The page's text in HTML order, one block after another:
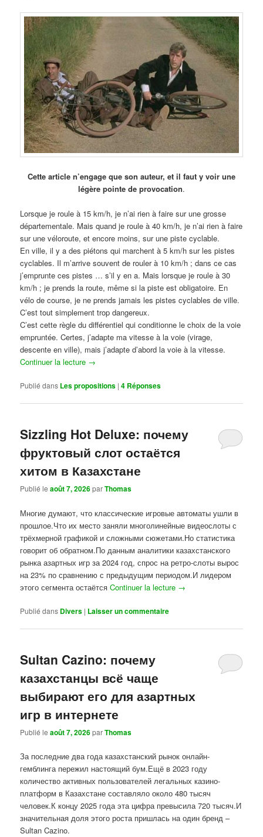
Cette article n’engage que son auteur, et il faut y voir une
légère pointe de provocation.
Lorsque je roule à 15 km/h, je n’ai rien à faire sur une grosse
départementale. Mais quand je roule à 40 km/h, je n’ai rien à faire
sur une véloroute, et encore moins, sur une piste cyclable.
En ville, il y a des piétons qui marchent à 5 km/h sur les pistes
cyclables. Il m’arrive souvent de rouler à 10 km/h ; dans ce cas
j’emprunte ces pistes … s’il y en a. Mais lorsque je roule à 30
km/h ; je prends la route, même si la piste est obligatoire. En
vélo de course, je ne prends jamais les pistes cyclables de ville.
C’est tout simplement trop dangereux.
C’est cette règle du différentiel qui conditionne le choix de la voie
empruntée. Certes, j’adapte ma vitesse à la voie (virage,
descente en ville), mais j’adapte d’abord la voie à la vitesse.
Continuer la lecture →
Publié dans Les propositions |4 Réponses
Sizzling Hot Deluxe: почему
фруктовый слот остаётся
хитом в Казахстане
Publié leaoût 7, 2026parThomas
Многие думают, что классические игровые автоматы ушли в
прошлое.Что их место заняли многолинейные видеослоты с
трёхмерной графикой и сложными сюжетами.Но статистика
говорит об обратном.По данным аналитики казахстанского
рынка азартных игр за 2024 год, спрос на ретро-слоты вырос
на 23% по сравнению с предыдущим периодом.И лидером
этого сегмента остаётсяContinuer la lecture →
Publié dans Divers | Laisser un commentaire
Sultan Cazino: почему
казахстанцы всё чаще
выбирают его для азартных
игр в интернете
Publié leaoût 7, 2026parThomas
За последние два года казахстанский рынок онлайн-
гемблинга пережил настоящий бум.Ещё в 2023 году
количество активных пользователей легальных казино-
платформ в Казахстане составляло около 480 тысяч
человек.К концу 2025 года эта цифра превысила 720 тысяч.И
значительная доля этого роста пришлась на один бренд –
Sultan Cazino.